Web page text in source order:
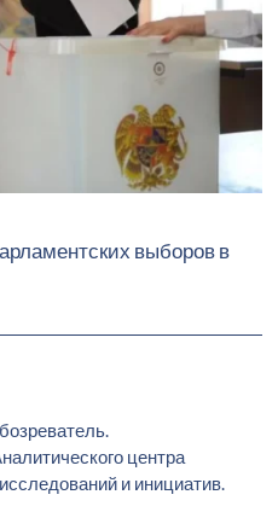
выборов в
центра
и инициатив.